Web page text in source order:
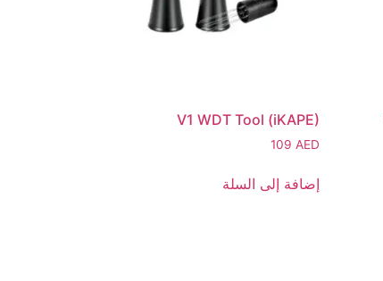
V1 WDT Tool (iKAPE)
109 AED
إضافة إلى السلة